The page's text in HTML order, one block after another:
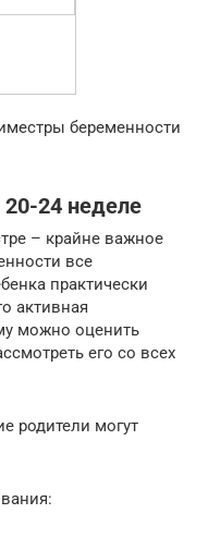
беременности
24 неделе
– крайне важное
все
практически
активная
можно оценить
его со всех
родители могут